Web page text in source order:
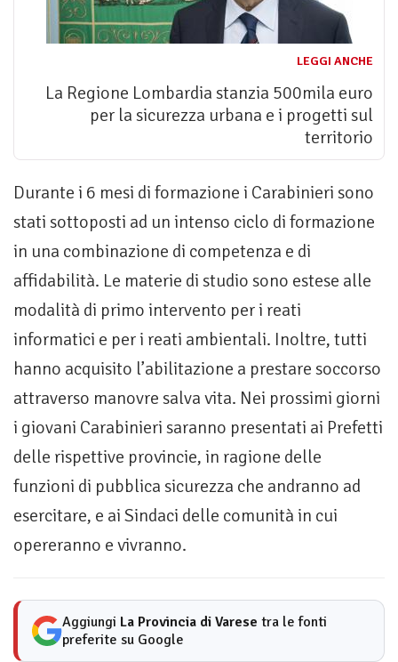
LEGGI ANCHE
La Regione Lombardia stanzia 500mila euro
per la sicurezza urbana e i progetti sul
territorio
Durante i 6 mesi di formazione i Carabinieri sono
stati sottoposti ad un intenso ciclo di formazione
in una combinazione di competenza e di
affidabilità. Le materie di studio sono estese alle
modalità di primo intervento per i reati
informatici e per i reati ambientali. Inoltre, tutti
hanno acquisito l’abilitazione a prestare soccorso
attraverso manovre salva vita. Nei prossimi giorni
i giovani Carabinieri saranno presentati ai Prefetti
delle rispettive provincie, in ragione delle
funzioni di pubblica sicurezza che andranno ad
esercitare, e ai Sindaci delle comunità in cui
opereranno e vivranno.
Aggiungi La Provincia di Varese tra le fonti
preferite su Google